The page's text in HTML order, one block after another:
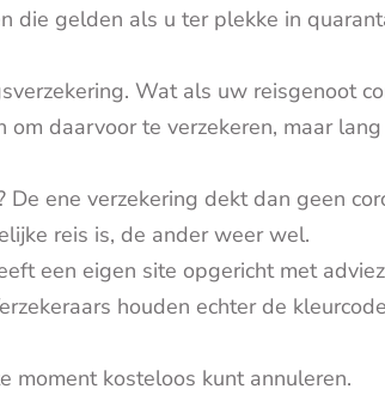
die gelden als u ter plekke in
Wat als uw reisgenoot
om daarvoor te verzekeren, maar
De ene verzekering dekt dan geen
reis is, de ander weer wel.
een eigen site opgericht met
houden echter de
moment kosteloos kunt annuleren.